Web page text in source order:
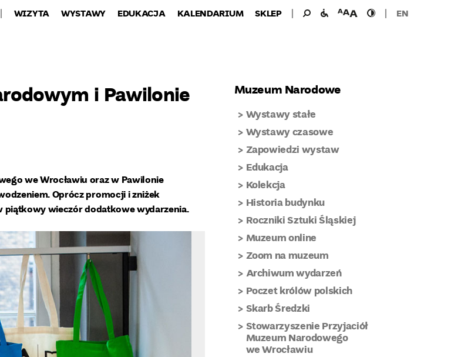
WIZYTA WYSTAWY EDUKACJA KALENDARIUM SKLEP Wyszukaj
Wyszukiwanie
dla:
udogodnieniawielkość
czcionki
wysoki
kontrast
EN
i Pawilonie
we Wrocławiu oraz w Pawilonie
Oprócz promocji i zniżek
piątkowy wieczór dodatkowe wydarzenia.
Muzeum Narodowe
Wystawy stałe
Wystawy czasowe
Zapowiedzi wystaw
Edukacja
Kolekcja
Historia budynku
Roczniki Sztuki Śląskiej
Muzeum online
Zoom na muzeum
Archiwum wydarzeń
Poczet królów polskich
Skarb Średzki
Stowarzyszenie Przyjaciół
Muzeum Narodowego
we Wrocławiu